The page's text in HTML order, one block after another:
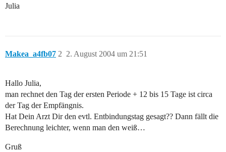
Julia
Makea_a4fb07 2. August 2004 um 21:51
2
Hallo Julia,
man rechnet den Tag der ersten Periode + 12 bis 15 Tage ist circa
der Tag der Empfängnis.
Hat Dein Arzt Dir den evtl. Entbindungstag gesagt?? Dann fällt die
Berechnung leichter, wenn man den weiß…
Gruß